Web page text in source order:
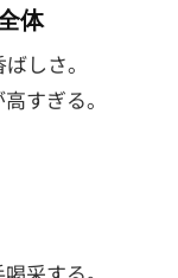
体
しさ。
すぎる。